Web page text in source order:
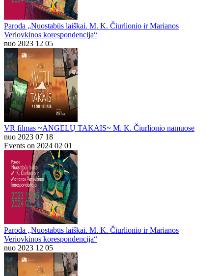
Paroda „Nuostabūs laiškai. M. K. Čiurlionio ir Marianos
Veriovkinos korespondencija“
nuo 2023 12 05
VR filmas ~ANGELŲ TAKAIS~ M. K. Čiurlionio namuose
nuo 2023 07 18
Events on 2024 02 01
Paroda „Nuostabūs laiškai. M. K. Čiurlionio ir Marianos
Veriovkinos korespondencija“
nuo 2023 12 05